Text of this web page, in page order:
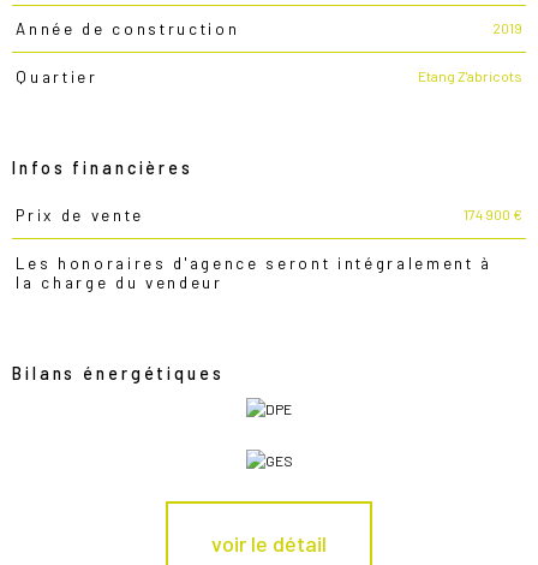
Année de construction 2019
Quartier Etang Z'abricots
Infos financières
Caractéristiques Valeurs
Prix de vente 174 900 €
Les honoraires d'agence seront intégralement à
la charge du vendeur
Bilans énergétiques
voir le détail